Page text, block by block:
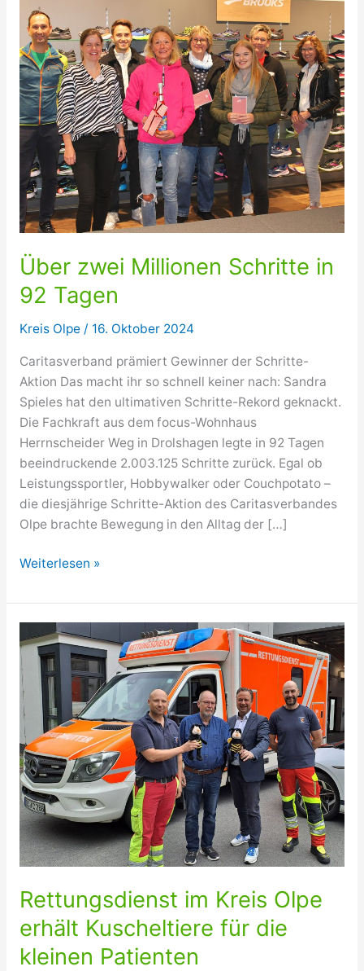
Über zwei Millionen Schritte in
92 Tagen
Kreis Olpe/ 16. Oktober 2024
Caritasverband prämiert Gewinner der Schritte-
Aktion Das macht ihr so schnell keiner nach: Sandra
Spieles hat den ultimativen Schritte-Rekord geknackt.
Die Fachkraft aus dem focus-Wohnhaus
Herrnscheider Weg in Drolshagen legte in 92 Tagen
beeindruckende 2.003.125 Schritte zurück. Egal ob
Leistungssportler, Hobbywalker oder Couchpotato –
die diesjährige Schritte-Aktion des Caritasverbandes
Olpe brachte Bewegung in den Alltag der […]
Über
Millionen
Schritte
in
Tagen
Weiterlesen »
Rettungsdienst im Kreis Olpe
erhält Kuscheltiere für die
kleinen Patienten